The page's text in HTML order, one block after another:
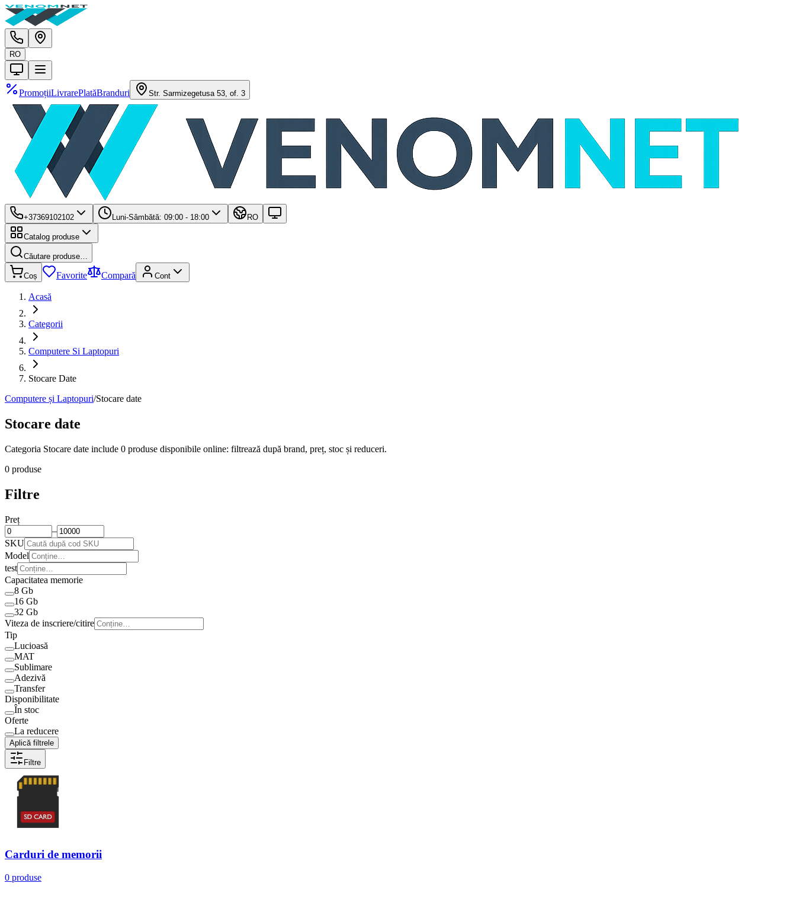
RO
PromoțiiLivrarePlatăBranduri Str. Sarmizegetusa 53, of. 3
+37369102102 Luni-Sâmbătă: 09:00 - 18:00 RO
Catalog produse
Căutare produse…
Coș Favorite Compară Cont
Acasă
Categorii
Computere Si Laptopuri
Stocare Date
Computere și Laptopuri/Stocare date
Stocare date
Categoria Stocare date include 0 produse disponibile online: filtrează după brand, preț, stoc și reduceri.
0 produse
Filtre
Preț
–
SKU
Model
test
Capacitatea memorie
8 Gb
16 Gb
32 Gb
Viteza de inscriere/citire
Tip
Lucioasă
MAT
Sublimare
Adezivă
Transfer
Disponibilitate
În stoc
Oferte
La reducere
Aplică filtrele
Filtre
Carduri de memorii
0 produse